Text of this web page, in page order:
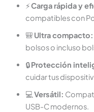
⚡Carga rápida y
compatibles con
🎒 Ultra compacto:
bolsos o incluso
🔒Protección
cuidar tus
💻 Versátil:
USB-C modernos.